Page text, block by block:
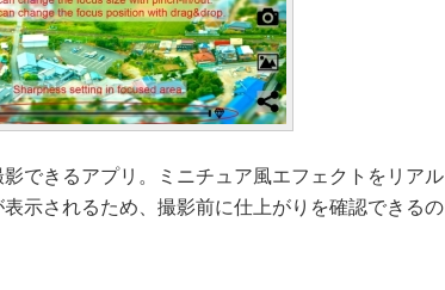
できるアプリ。ミニチュア風エフェクトをリアル
示されるため、撮影前に仕上がりを確認できるの